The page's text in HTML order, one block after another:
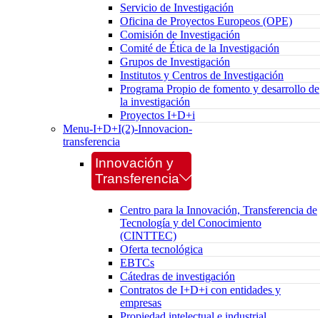
Servicio de Investigación
Oficina de Proyectos Europeos (OPE)
Comisión de Investigación
Comité de Ética de la Investigación
Grupos de Investigación
Institutos y Centros de Investigación
Programa Propio de fomento y desarrollo de
la investigación
Proyectos I+D+i
Menu-I+D+I(2)-Innovacion-
transferencia
Innovación y
Transferencia
Centro para la Innovación, Transferencia de
Tecnología y del Conocimiento
(CINTTEC)
Oferta tecnológica
EBTCs
Cátedras de investigación
Contratos de I+D+i con entidades y
empresas